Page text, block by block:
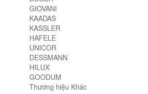
GIOVANI
KAADAS
KASSLER
HAFELE
UNICOR
DESSMANN
HILUX
GOODUM
Thương hiệu Khác